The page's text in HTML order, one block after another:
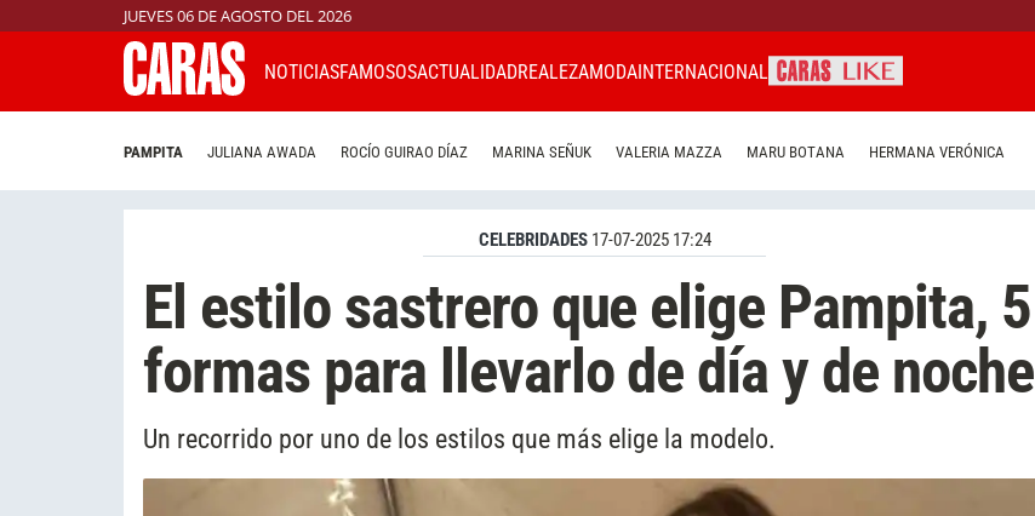
JUEVES 06 DE AGOSTO DEL 2026
NOTICIASFAMOSOSACTUALIDADREALEZAMODAINTERNACIONAL
PAMPITA JULIANA AWADA ROCÍO GUIRAO DÍAZ MARINA SEÑUK VALERIA MAZZA MARU BOTANA HERMANA VERÓNICA
CELEBRIDADES 17-07-2025 17:24
El estilo sastrero que elige Pampita, 5
formas para llevarlo de día y de noche
Un recorrido por uno de los estilos que más elige la modelo.